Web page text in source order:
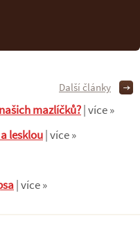
mazlíčků?| více »
lesklou| více »
| více »
Další články